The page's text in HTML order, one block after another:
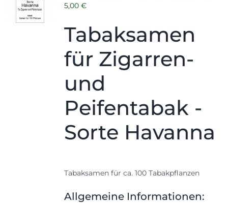
5,00 €
Tabaksamen
für Zigarren-
und
Peifentabak -
Sorte Havanna
Tabaksamen für ca. 100 Tabakpflanzen
Allgemeine Informationen: